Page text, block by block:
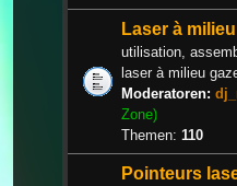
Laser à
utilisation,
laser à milieu
Moderatoren:
Zone)
Themen: 110
Pointeurs